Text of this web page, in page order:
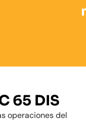
65 DIS
operaciones del